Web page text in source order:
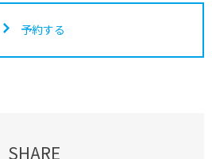
予約する
SHARE